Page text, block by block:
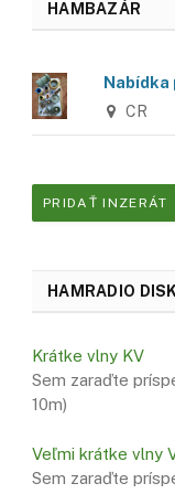
HAMBAZÁR
CR
PRIDAŤ INZERÁT
HAMRADIO
Krátke vlny KV
Sem zaraďte
10m)
Veľmi krátke vlny
Sem zaraďte